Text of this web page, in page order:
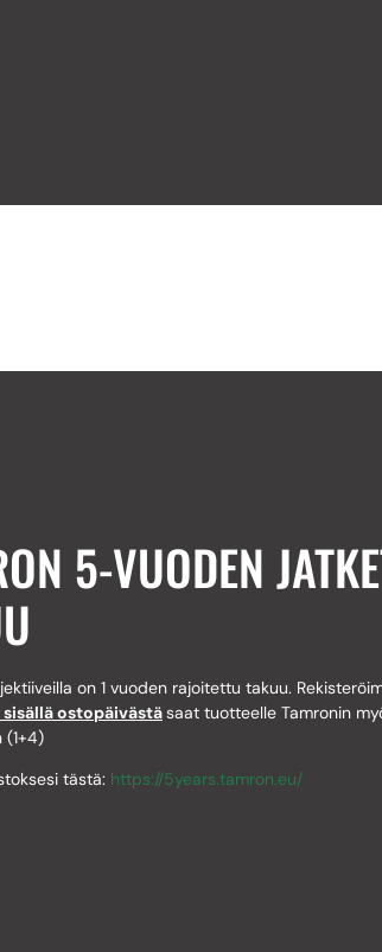
5-VUODEN
on 1 vuoden rajoitettu takuu.
ostopäivästäsaat tuotteelle Tamronin
(1+4)
tästä: https://5years.tamron.eu/